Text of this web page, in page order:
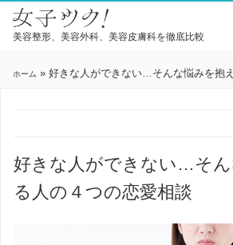
美容整形、美容外科、美容皮膚科を徹底比較
ホーム » 好きな人ができない…そんな悩みを抱
好きな人ができない…そん
る人の４つの恋愛相談